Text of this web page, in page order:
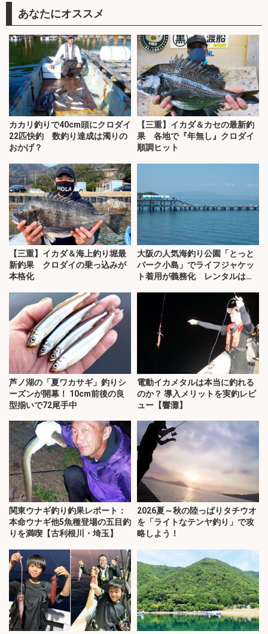
あなたにオススメ
カカリ釣りで40cm頭にクロダイ
22匹快釣 数釣り達成は濁りの
おかげ？
【三重】イカダ＆カセの最新釣
果 各地で『年無し』クロダイ
順調ヒット
【三重】イカダ＆海上釣り堀最
新釣果 クロダイの乗っ込みが
本格化
大阪の人気海釣り公園「とっと
パーク小島」でライフジャケッ
ト着用が義務化 レンタルはオ
芦ノ湖の「夏ワカサギ」釣りシ
ーズンが開幕！ 10cm前後の良
型揃いで72尾手中
電動イカメタルは本当に釣れる
のか？ 導入メリットを実釣レビ
ュー【響灘】
関東ウナギ釣り釣果レポート：
本命ウナギ他5魚種登場の五目釣
りを満喫【古利根川・埼玉】
2026夏～秋の陸っぱりタチウオ
を「ライトなテンヤ釣り」で攻
略しよう！